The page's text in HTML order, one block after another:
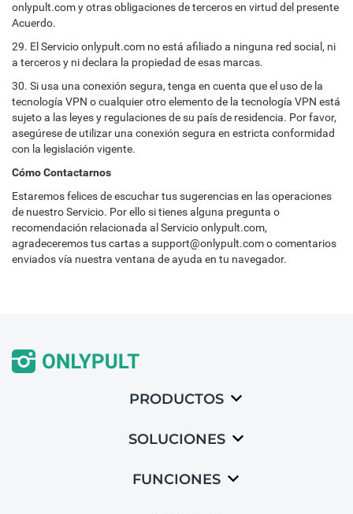
onlypult.com y otras obligaciones de terceros en virtud del presente
Acuerdo.
29. El Servicio onlypult.com no está afiliado a ninguna red social, ni
a terceros y ni declara la propiedad de esas marcas.
30. Si usa una conexión segura, tenga en cuenta que el uso de la
tecnología VPN o cualquier otro elemento de la tecnología VPN está
sujeto a las leyes y regulaciones de su país de residencia. Por favor,
asegúrese de utilizar una conexión segura en estricta conformidad
con la legislación vigente.
Cómo Contactarnos
Estaremos felices de escuchar tus sugerencias en las operaciones
de nuestro Servicio. Por ello si tienes alguna pregunta o
recomendación relacionada al Servicio onlypult.com,
agradeceremos tus cartas a support@onlypult.com o comentarios
enviados vía nuestra ventana de ayuda en tu navegador.
PRODUCTOS
SOLUCIONES
FUNCIONES